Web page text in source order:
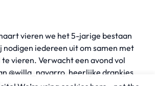
vieren we het 5-jarige bestaan
nodigen iedereen uit om samen met
vieren. Verwacht een avond vol
@willa_navarro , heerlijke drankjes